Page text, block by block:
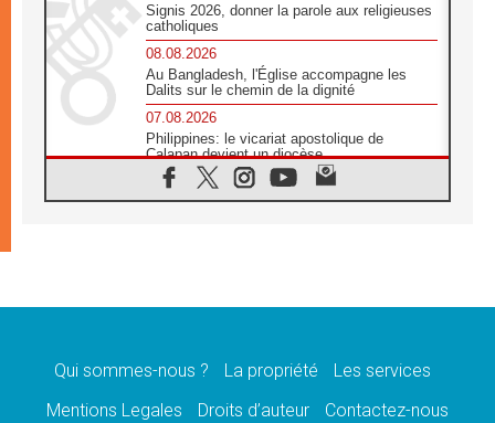
Signis 2026, donner la parole aux religieuses
catholiques
08.08.2026
Au Bangladesh, l'Église accompagne les
Dalits sur le chemin de la dignité
07.08.2026
Philippines: le vicariat apostolique de
Calapan devient un diocèse
07.08.2026
Congo-Brazzaville : le 15 août, entre
une signature»
Le programme du voyage apostolique du
Qui sommes-nous ? La propriété
Les services
Mentions Legales
Droits d’auteur Contactez-nous